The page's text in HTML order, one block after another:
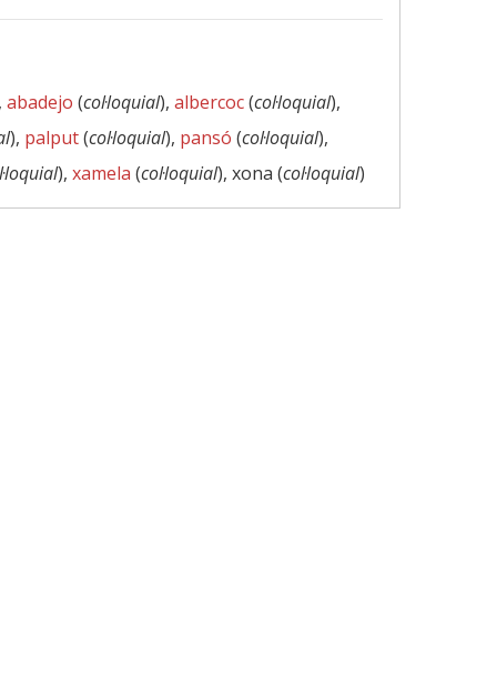
, abadejo (col·loquial), albercoc(col·loquial),
), palput(col·loquial), pansó (col·loquial),
), xamela (col·loquial), xona (col·loquial)